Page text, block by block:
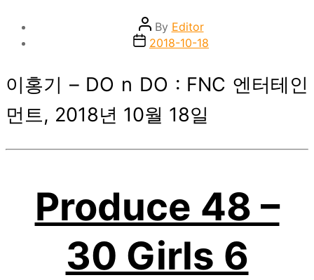
Post
author
By Editor
Post2018-10-18
이홍기 – DO n DO : FNC 엔터테인
먼트, 2018년 10월 18일
Produce 48 –
30 Girls 6